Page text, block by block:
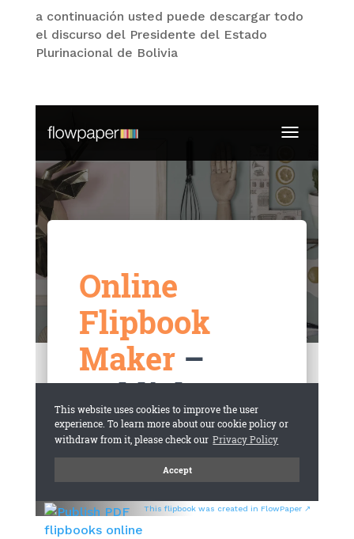
a continuación usted puede descargar todo
el discurso del Presidente del Estado
Plurinacional de Bolivia
This flipbook was created in FlowPaper ↗